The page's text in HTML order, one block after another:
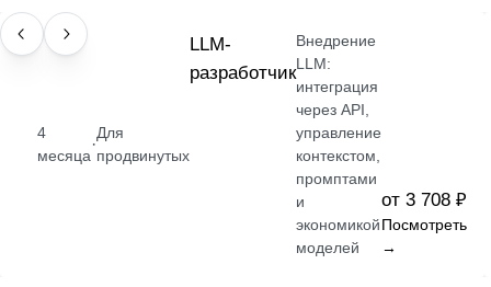
ПРОФЕССИЯ
4
месяца
·
Для
продвинутых
LLM-
разработчик
Внедрение
LLM:
интеграция
через API,
управление
контекстом,
промптами
и
экономикой
моделей
от 3 708 ₽
Посмотреть
→